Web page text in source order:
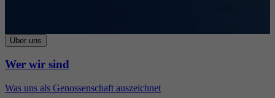
Über uns
Wer wir sind
Was uns als Genossenschaft auszeichnet